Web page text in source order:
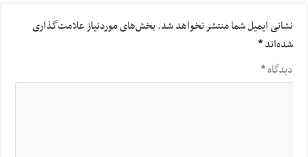
نشانی ایمیل شما منتشر نخواهد شد.بخش‌های موردنیاز علامت‌گذاری
شده‌اند*
دیدگاه*